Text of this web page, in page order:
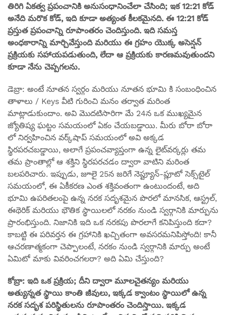
తిరిగి ఏకత్వ ప్రపంచానికి అనుసంధానించేలా చేసింది; ఇక 12:21 కోడ్
అనేది మరొక కోడ్, ఇది కూడా అత్యంత కీలకమైనది. ఈ 12:21 కోడ్
ప్రస్తుత ప్రపంచాన్ని రూపాంతరం చెందిస్తుంది. ఇది సమస్త
అంధకారాన్ని మార్చివేస్తుంది మరియు ఈ గ్రహం యొక్క అసెన్షన్
ప్రక్రియకు సహాయపడుతుంది, లేదా ఆ ప్రక్రియకు కారణమవుతుందని
కూడా నేను చెప్పగలను.
డెబ్రా: అంటే నూతన స్వర్గం మరియు నూతన భూమి కి సంబంధించిన
తాళాలు / Keys వీటి గురించి మనం తర్వాత మరింత
మాట్లాడుకుందాం. అవి మొదటిసారిగా మే 24న ఒక ముఖ్యమైన
జ్యోతిష్య ఘట్టం సమయంలో ఏకం చేయబడ్డాయి. మీరు బోరా బోరా
లో నిర్వహించిన వర్క్‌షాప్ సమయంలో అవి అక్కడ
స్థిరపరచబడ్డాయి, అలాగే ప్రపంచవ్యాప్తంగా ఉన్న లైట్‌వర్కర్లు తమ
తమ ప్రాంతాల్లో ఆ శక్తిని స్థిరపరచడం ద్వారా వాటిని మరింత
బలపరిచారు. ఇప్పుడు, జూలై 25న జరిగే నెప్ట్యూన్-ప్లూటో సెక్స్‌టైల్
సమయంలో, ఈ ఏకీకరణ ఎంత శక్తివంతంగా ఉంటుందంటే, అది
భూమి ఉపరితలంపై ఉన్న నరక సదృశమైన పొరలో మానసిక, ఆస్ట్రల్,
ఈథెరిక్ మరియు భౌతిక స్థాయిలలో నరకం నుండి స్వర్గానికి మార్పును
ప్రారంభిస్తుంది. నిజానికి ఇది ఒక నరకపు పొరలాగే కనిపిస్తుంది కదా?
కాబట్టి ఈ పరివర్తన ఈ గ్రహానికి ఖచ్చితంగా అవసరమనిపిస్తోంది! కానీ
ఆచరణాత్మకంగా చెప్పాలంటే, నరకం నుండి స్వర్గానికి మార్పు అంటే
ఏమిటో మాకు వివరించగలరా? అది ఏమి చేస్తుంది?
కోబ్రా: ఇది ఒక ప్రక్రియ; దీని ద్వారా మూలచైతన్యం మరియు
అత్యున్నత స్థాయి కాంతి జీవులు, ఇక్కడ క్వాంటం స్థాయిలో ఉన్న
నరక సదృశ పరిస్థితులను రూపాంతరం చెందిస్తాయి. ఇక్కడ